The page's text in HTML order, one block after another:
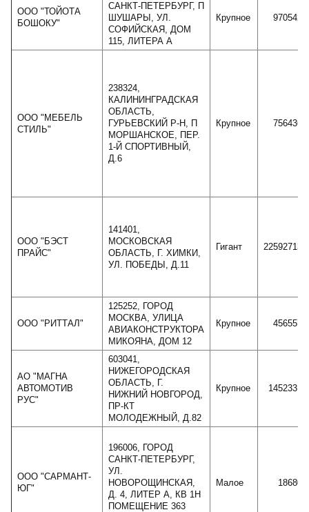
ООО "ТОЙОТА
БОШОКУ"
САНКТ-ПЕТЕРБУРГ, П
ШУШАРЫ, УЛ.
СОФИЙСКАЯ, ДОМ
115, ЛИТЕРА А
Крупное 9705427
ООО "МЕБЕЛЬ
СТИЛЬ"
238324,
КАЛИНИНГРАДСКАЯ
ОБЛАСТЬ,
ГУРЬЕВСКИЙ Р-Н, П
МОРШАНСКОЕ, ПЕР.
1-Й СПОРТИВНЫЙ,
Д.6
Крупное 7564367
ООО "БЭСТ
ПРАЙС"
141401,
МОСКОВСКАЯ
ОБЛАСТЬ, Г. ХИМКИ,
УЛ. ПОБЕДЫ, Д.11
Гигант 225927135
ООО "РИТТАЛ"
125252, ГОРОД
МОСКВА, УЛИЦА
АВИАКОНСТРУКТОРА
МИКОЯНА, ДОМ 12
Крупное 4565578
АО "МАГНА
АВТОМОТИВ
РУС"
603041,
НИЖЕГОРОДСКАЯ
ОБЛАСТЬ, Г.
НИЖНИЙ НОВГОРОД,
ПР-КТ
МОЛОДЕЖНЫЙ, Д.82
Крупное 14523316
ООО "САРМАНТ-
ЮГ"
196006, ГОРОД
САНКТ-ПЕТЕРБУРГ,
УЛ.
НОВОРОЩИНСКАЯ,
Д. 4, ЛИТЕР А, КВ 1Н
ПОМЕЩЕНИЕ 363
Малое 186809